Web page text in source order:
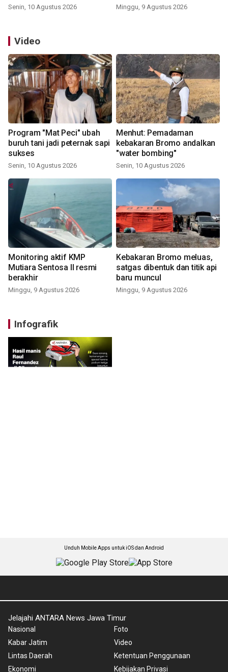
Senin, 10 Agustus 2026 Minggu, 9 Agustus 2026
Video
Program "Mat Peci" ubah
buruh tani jadi peternak sapi
sukses
Senin, 10 Agustus 2026
Menhut: Pemadaman
kebakaran Bromo andalkan
"water bombing"
Senin, 10 Agustus 2026
Monitoring aktif KMP
Mutiara Sentosa II resmi
berakhir
Minggu, 9 Agustus 2026
Kebakaran Bromo meluas,
satgas dibentuk dan titik api
baru muncul
Minggu, 9 Agustus 2026
Infografik
Unduh Mobile Apps untuk iOS dan Android
Jelajahi ANTARA News Jawa Timur
Nasional
Kabar Jatim
Lintas Daerah
Ekonomi
Foto
Video
Ketentuan Penggunaan
Kebijakan Privasi